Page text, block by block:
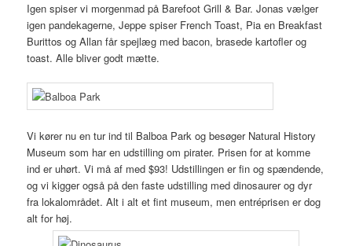
Igen spiser vi morgenmad på Barefoot Grill & Bar. Jonas vælger
igen pandekagerne, Jeppe spiser French Toast, Pia en Breakfast
Burittos og Allan får spejlæg med bacon, brasede kartofler og
toast. Alle bliver godt mætte.
Vi kører nu en tur ind til Balboa Park og besøger Natural History
Museum som har en udstilling om pirater. Prisen for at komme
ind er uhørt. Vi må af med $93! Udstillingen er fin og spændende,
og vi kigger også på den faste udstilling med dinosaurer og dyr
fra lokalområdet. Alt i alt et fint museum, men entréprisen er dog
alt for høj.